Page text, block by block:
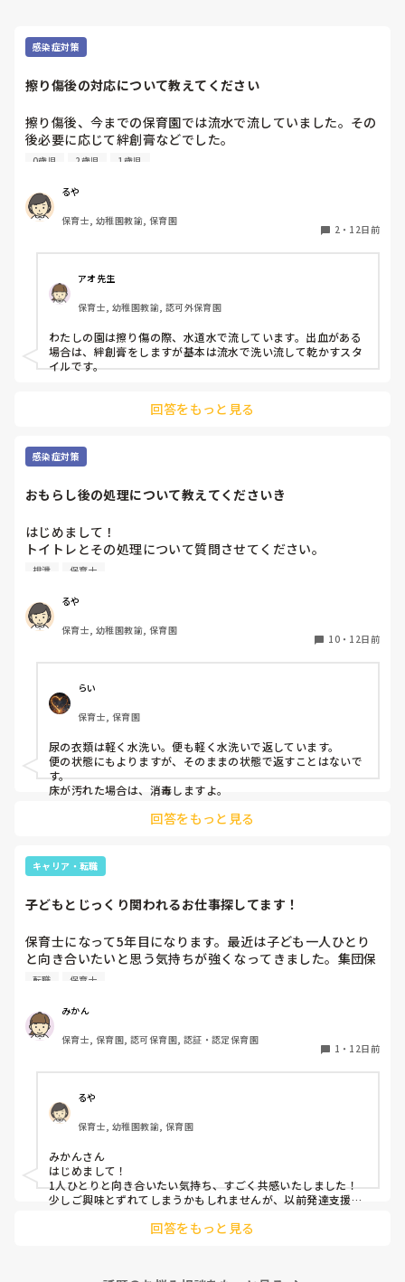
感染症対策
擦り傷後の対応について教えてください
擦り傷後、今までの保育園では流水で流していました。その
後必要に応じて絆創膏などでした。
4月から新しい保育園で勤務しておりますが、水道がある場
けています。
清浄綿は消毒ではないし、水道あるのになぜ清浄綿なの
か、、聞くタイミングを逃してしまいモヤモヤしたままでい
子どもに安心させるために消毒と言っているのか、、流水で
流した方が不純物が取れるにではないかと思ってしまうので
すが、同じような対応をされているところはありますか？
よかったら教えてください。
0歳児 2歳児 1歳児
るや
保育士, 幼稚園教諭, 保育園
2 ・ 12日前
アオ先生
保育士, 幼稚園教諭, 認可外保育園
わたしの園は擦り傷の際、水道水で流しています。出血がある
場合は、絆創膏をしますが基本は流水で洗い流して乾かすスタ
イルです。
回答をもっと見る
感染症対策
おもらし後の処理について教えてくださいき
はじめまして！
トイトレとその処理について質問させてください。
4月より新しい職場勤務となったのですが、おもらし後の洋
での職場と逆の扱いに戸惑っています。
今までは尿は水洗い、便は感染の恐れがあるため保護者の承
諾のもとそのまま返却でした。
か？
色々異なっており戸惑っています。
同じようなところがありましたら教えてください。
よろしくお願いいたします。
排泄 保育士
るや
保育士, 幼稚園教諭, 保育園
10・ 12日前
らい
保育士, 保育園
尿の衣類は軽く水洗い。便も軽く水洗いで返しています。
便の状態にもよりますが、そのままの状態で返すことはないで
す。
床が汚れた場合は、消毒しますよ。
回答をもっと見る
キャリア・転職
子どもとじっくり関われるお仕事探してます！
保育士になって5年目になります。最近は子ども一人ひとり
と向き合いたいと思う気持ちが強くなってきました。集団保
育となると、どうしても一人一人とじっくり関わることが難
てしまうんです。集団保育のいいところはたくさんありま
す。ですが私は少人数でじっくり関わりたいです。転職を視
野に入れているのですが、小規模園、発達支援、デイ、ベビ
局現場を想像することしかできなくで実際にはどうなのかわ
からないことだらけでした。
・子どもとの関わり、仕事内容
・休日
・福利厚生
など、、。
実際働いていている方の声を聞かせていただきたいです！
転職 保育士
みかん
保育士, 保育園, 認可保育園, 認証・認定保育園
1 ・ 12日前
るや
保育士, 幼稚園教諭, 保育園
みかんさん
はじめまして！
1人ひとりと向き合いたい気持ち、すごく共感いたしました！
少しご興味とずれてしまうかもしれませんが、以前発達支援を
そこは集団ではなく個別指導でしたので70分ごとに入れ替わ
回答をもっと見る